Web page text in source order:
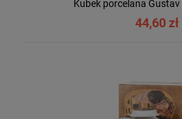
Kubek porcelana
44,60 zł